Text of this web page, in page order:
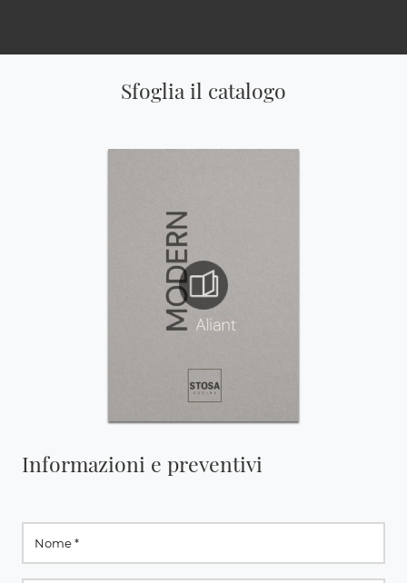
Sfoglia il catalogo
Informazioni e preventivi